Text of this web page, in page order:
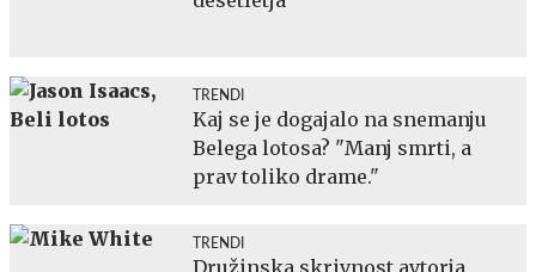
TRENDI
Kaj se je dogajalo na snemanju
Belega lotosa? "Manj smrti, a
prav toliko drame."
TRENDI
Družinska skrivnost avtorja